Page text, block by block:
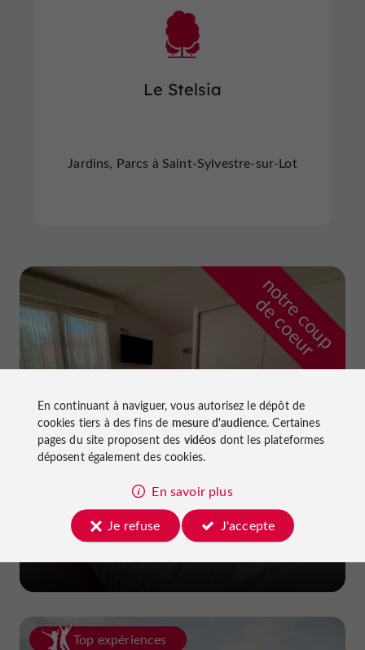
Le Stelsia
Jardins, Parcs à Saint-Sylvestre-sur-Lot
n
o
t
r
e
c
o
u
p
d
e
c
o
e
u
r
Hôtel La Dame du Lac
à Monflanquin
Top expériences
En continuant à naviguer, vous autorisez le dépôt de
cookies tiers à des fins de mesure d'audience. Certaines
pages du site proposent des vidéos dont les plateformes
déposent également des cookies.
En savoir plus
Je refuse
J'accepte